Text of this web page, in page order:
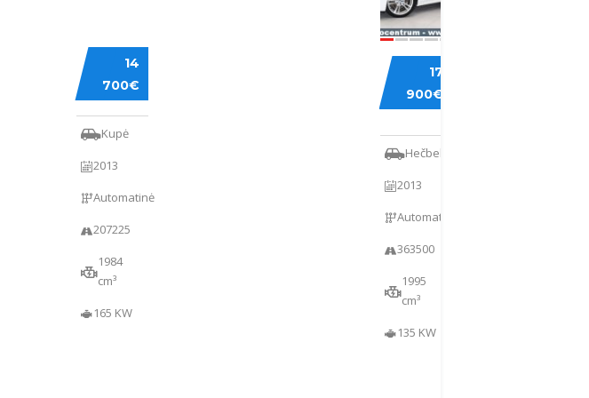
14
700€
AUDI
A5
Kupė
2013
Automatinė
207225
1984
cm³
165 KW
17
900€
BMW
520
GRAN
TURISMO
Hečbekas
2013
Automatinė
363500
1995
cm³
135 KW